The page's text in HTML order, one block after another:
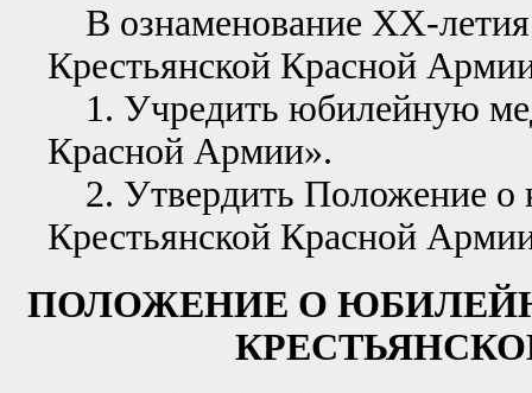
В ознаменование ХХ-летия
Крестьянской Красной
1. Учредить юбилейную
Красной Армии».
2. Утвердить Положение о
Крестьянской Красной
ПОЛОЖЕНИЕ О